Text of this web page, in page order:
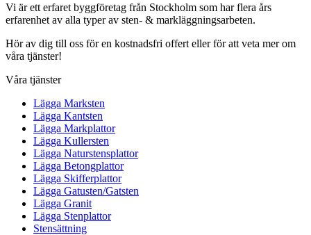
Vi är ett erfaret byggföretag från Stockholm som har flera års
erfarenhet av alla typer av sten- & markläggningsarbeten.
Hör av dig till oss för en kostnadsfri offert eller för att veta mer om
våra tjänster!
Våra tjänster
Lägga Marksten
Lägga Kantsten
Lägga Markplattor
Lägga Kullersten
Lägga Naturstensplattor
Lägga Betongplattor
Lägga Skifferplattor
Lägga Gatusten/Gatsten
Lägga Granit
Lägga Stenplattor
Stensättning